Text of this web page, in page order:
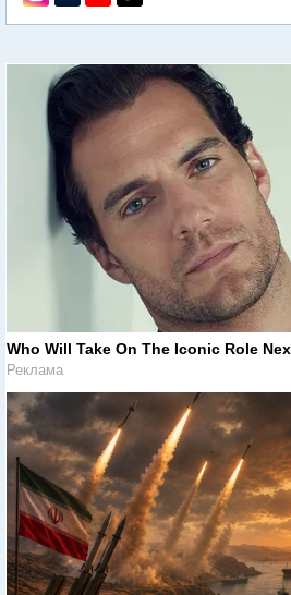
Who Will Take On The Iconic Role
Реклама